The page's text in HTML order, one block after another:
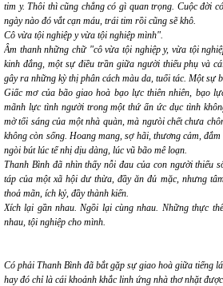
tim y. Thôi thì cũng chẳng có gì quan trọng. Cuộc đời
ngày nào đó vắt cạn máu, trái tim rồi cũng sẽ khô.
Cô vừa tội nghiệp y vừa tội nghiệp mình".
Âm thanh những chữ "cô vừa tội nghiệp y, vừa tội
kinh đắng, một sự điều trần giữa người thiếu phụ và
gây ra những kỳ thị phân cách màu da, tuổi tác. Một sự
Giấc mơ của bãogiao hoà bạo lực thiên nhiên, bạo
mãnh lực tình người trong một thứ ẩn ức dục tình
mờ tối sáng của một nhà quàn, mà ngưòi chết chưa
không còn sống. Hoang mang, sợ hãi, thương cảm,
ngòi bút lúc tế nhị dịu dàng, lúc vũ bão mê loạn.
Thanh Bình đã nhìn thấy nỗi đau của con người thiểu
táp của một xã hội dư thừa, đầy ăn đủ mặc, nhưng
thoả mãn, ích kỷ, đầy thành kiến.
Xích lại gần nhau. Ngồi lại cùng nhau. Những thực
nhau, tội nghiệp cho mình.
Có phải Thanh Bình đã bắt gặp sự giao hoà giữa tiếng
hay đó chỉ là cái khoảnh khắc linh ứng nhà thơ nhặt